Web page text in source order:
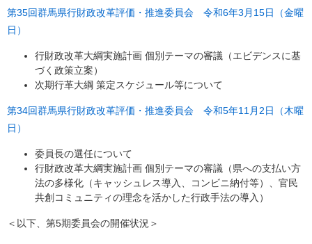
第35回群馬県行財政改革評価・推進委員会 令和6年3月15日（金曜
日）
行財政改革大綱実施計画 個別テーマの審議（エビデンスに基
づく政策立案）
次期行革大綱 策定スケジュール等について
第34回群馬県行財政改革評価・推進委員会 令和5年11月2日（木曜
日）
委員長の選任について
行財政改革大綱実施計画 個別テーマの審議（県への支払い方
法の多様化（キャッシュレス導入、コンビニ納付等）、官民
共創コミュニティの理念を活かした行政手法の導入）
＜以下、第5期委員会の開催状況＞